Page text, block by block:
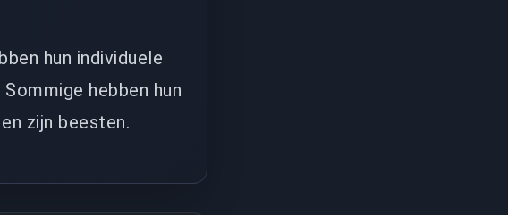
hun individuele
hebben hun
zijn beesten.